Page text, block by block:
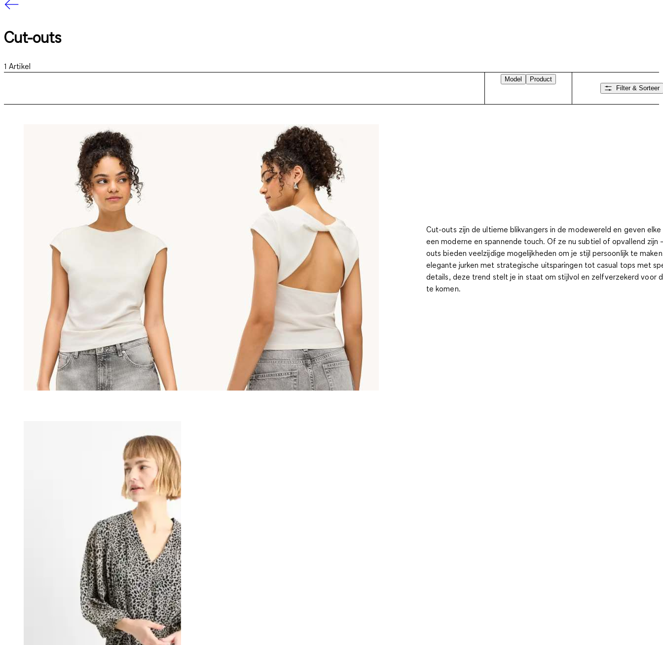
Cut-outs
1 Artikel
Model
Product
Filter & Sorteer
Cut-outs zijn de ultieme blikvangers in de modewereld en geven
een moderne en spannende touch. Of ze nu subtiel of opvallend zijn
outs bieden veelzijdige mogelijkheden om je stijl persoonlijk te
elegante jurken met strategische uitsparingen tot casual tops met
details, deze trend stelt je in staat om stijlvol en zelfverzekerd voor
te komen.